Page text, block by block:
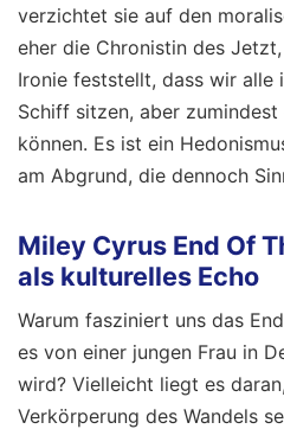
verzichtet sie auf den
eher die Chronistin des
Ironie feststellt, dass wir alle
Schiff sitzen, aber
können. Es ist ein
am Abgrund, die dennoch
Miley Cyrus End Of
als kulturelles Echo
Warum fasziniert uns das
es von einer jungen Frau in
wird? Vielleicht liegt es
Verkörperung des Wandels